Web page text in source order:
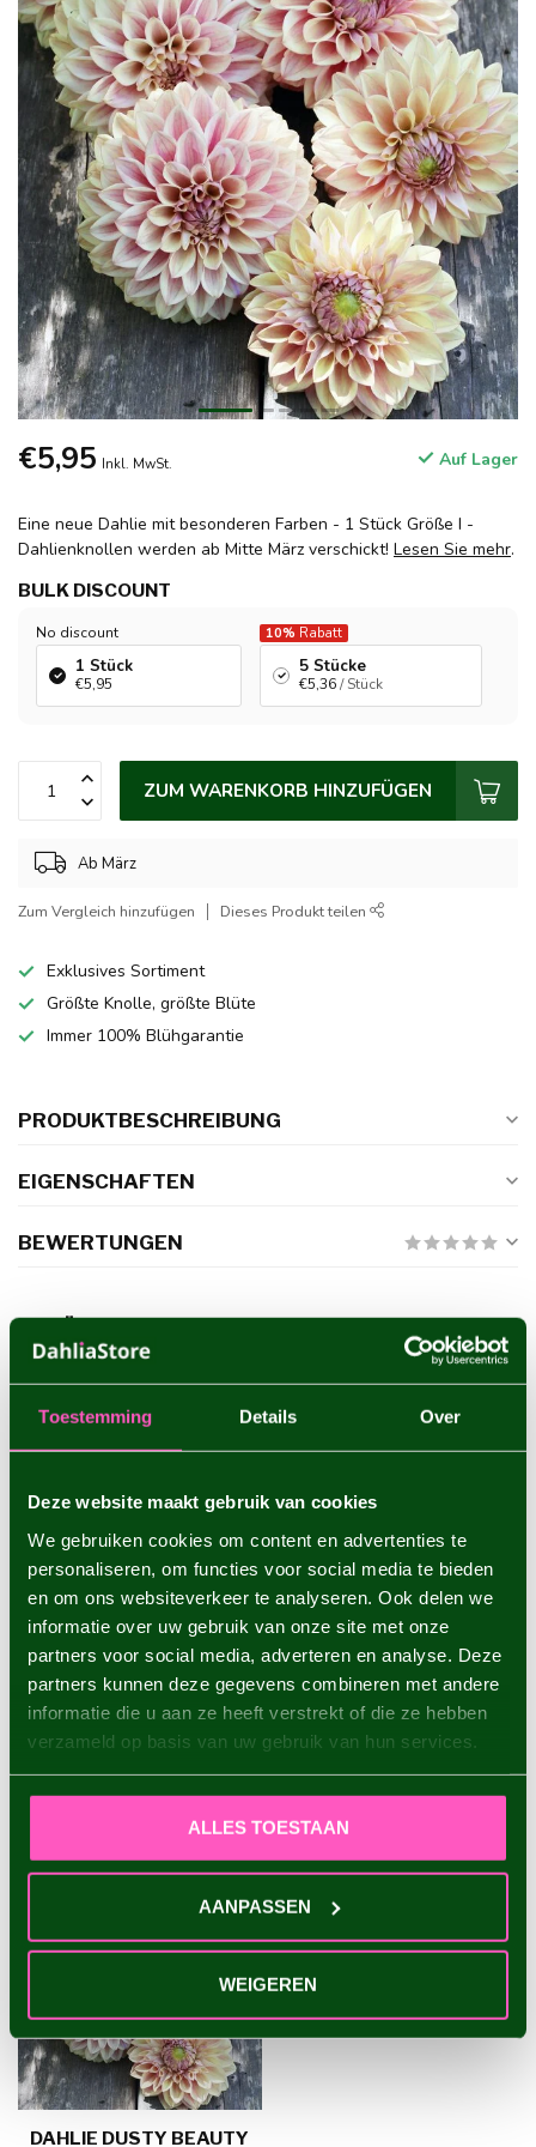
Toestemming Details Over
Deze website maakt gebruik van cookies
We gebruiken cookies om content en advertenties te
personaliseren, om functies voor social media te bieden
en om ons websiteverkeer te analyseren. Ook delen we
informatie over uw gebruik van onze site met onze
partners voor social media, adverteren en analyse. Deze
partners kunnen deze gegevens combineren met andere
informatie die u aan ze heeft verstrekt of die ze hebben
verzameld op basis van uw gebruik van hun services.
ALLES TOESTAAN
AANPASSEN
WEIGEREN
€5,95 Inkl. MwSt. Auf Lager
Eine neue Dahlie mit besonderen Farben - 1 Stück Größe I -
Dahlienknollen werden ab Mitte März verschickt! Lesen Sie mehr.
BULK DISCOUNT
No discount
1 Stück
€5,95
10% Rabatt
5 Stücke
€5,36/ Stück
ZUM WARENKORB HINZUFÜGEN
Ab März
Zum Vergleich hinzufügen Dieses Produkt teilen
Exklusives Sortiment
Größte Knolle, größte Blüte
Immer 100% Blühgarantie
PRODUKTBESCHREIBUNG
EIGENSCHAFTEN
BEWERTUNGEN
Dahlie Babylon Brons
Dahlie Belle of Barmera €4,95
Dahlie Wizard of Oz €4,95
ZULETZT ANGESEHEN
DAHLIE DUSTY BEAUTY